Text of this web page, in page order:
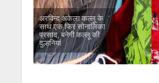
अरविन्द अकेला कल्लू के
साथ एक फिर सोनालिका
प्रसाद, बनेगी कल्लू की
दुल्हनियां